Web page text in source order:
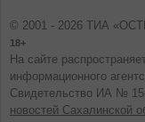
© 2001 - 2026 ТИА
18+
На сайте
информационного
Свидетельство ИА № 15-
новостей Сахалинской